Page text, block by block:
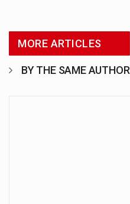
MORE ARTICLES
BY THE SAME AUTHOR